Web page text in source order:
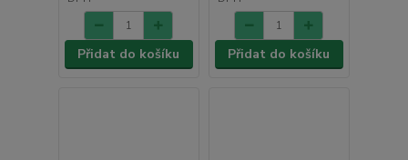
Přidat do košíku Přidat do košíku